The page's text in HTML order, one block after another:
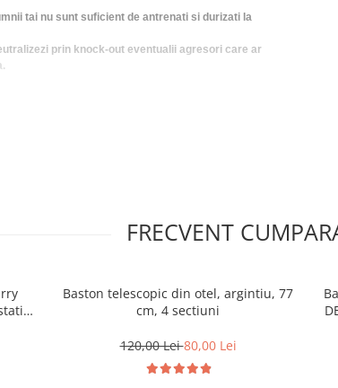
tai nu sunt suficient de antrenati si durizati la
prin knock-out eventualii agresori care ar
FRECVENT
Baston telescopic din otel, argintiu, 77
cm, 4 sectiuni
120,00 Lei80,00 Lei